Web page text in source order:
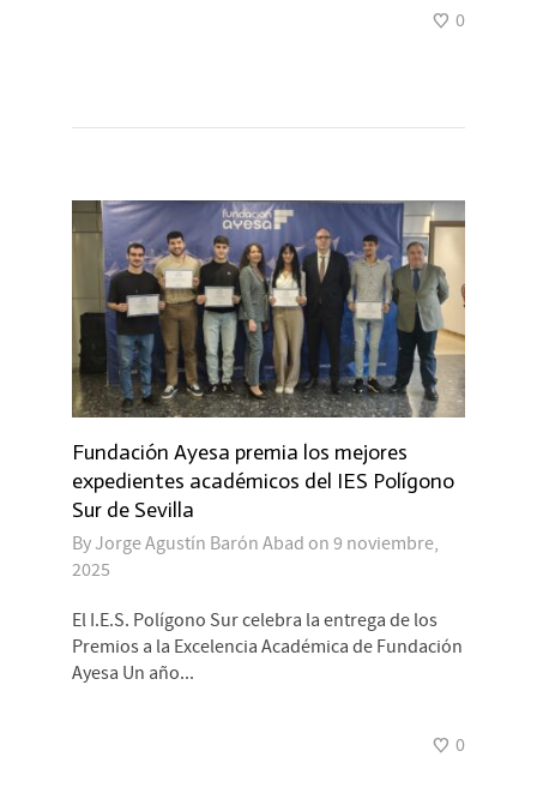
0
Fundación Ayesa premia los mejores
expedientes académicos del IES Polígono
Sur de Sevilla
ByJorge Agustín Barón Abad on 9 noviembre,
2025
El I.E.S. Polígono Sur celebra la entrega de los
Premios a la Excelencia Académica de Fundación
Ayesa Un año...
0